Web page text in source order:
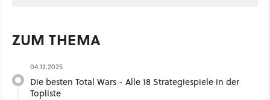
ZUM THEMA
04.12.2025
Die besten Total Wars - Alle 18 Strategiespiele in der
Topliste